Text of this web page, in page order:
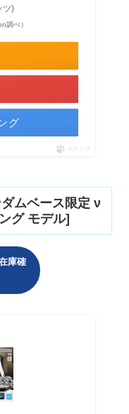
ツ)
調べ）
グ
ポチップ
ムベース限定 ν
グ モデル]
庫確